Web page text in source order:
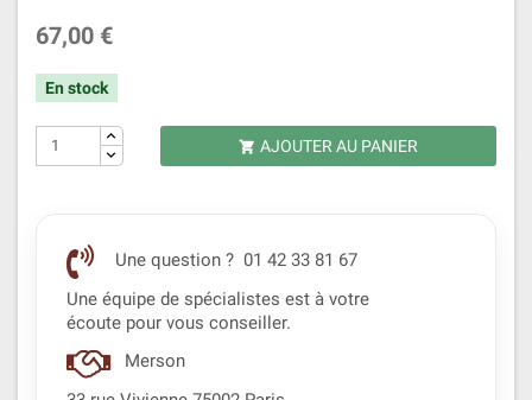
67,00 €
En stock
 AJOUTER AU PANIER
Une question ? 01 42 33 81 67
Une équipe de spécialistes est à votre
écoute pour vous conseiller.
Merson